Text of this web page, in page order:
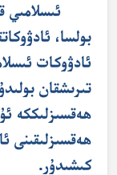
ئىسلامىي
بولسا،
ئادۋوكات
تىرىشقان
ھەقسىزلىككە
ھەقسىزلىقىنى
كىشىدۇر.